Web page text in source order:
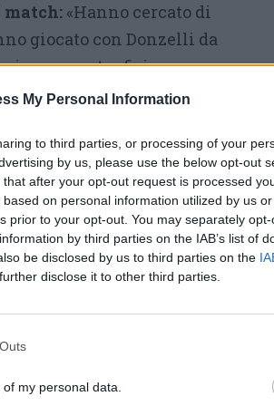
My Personal Information
to third parties, or processing of your
by us, please use the below opt-out
after your opt-out request is processed
on personal information utilized by us
prior to your opt-out. You may separately
by third parties on the IAB’s list of
be disclosed by us to third parties on the
disclose it to other third parties.
my personal data.
«Hanno cercato di
giocato con Donzelli da
con un tre fisico come
e noi ci siamo dovuti
“bella”: «Siamo contenti,
solito si dice che le serie
casa: adesso la serie inizia
vittorie esterne».